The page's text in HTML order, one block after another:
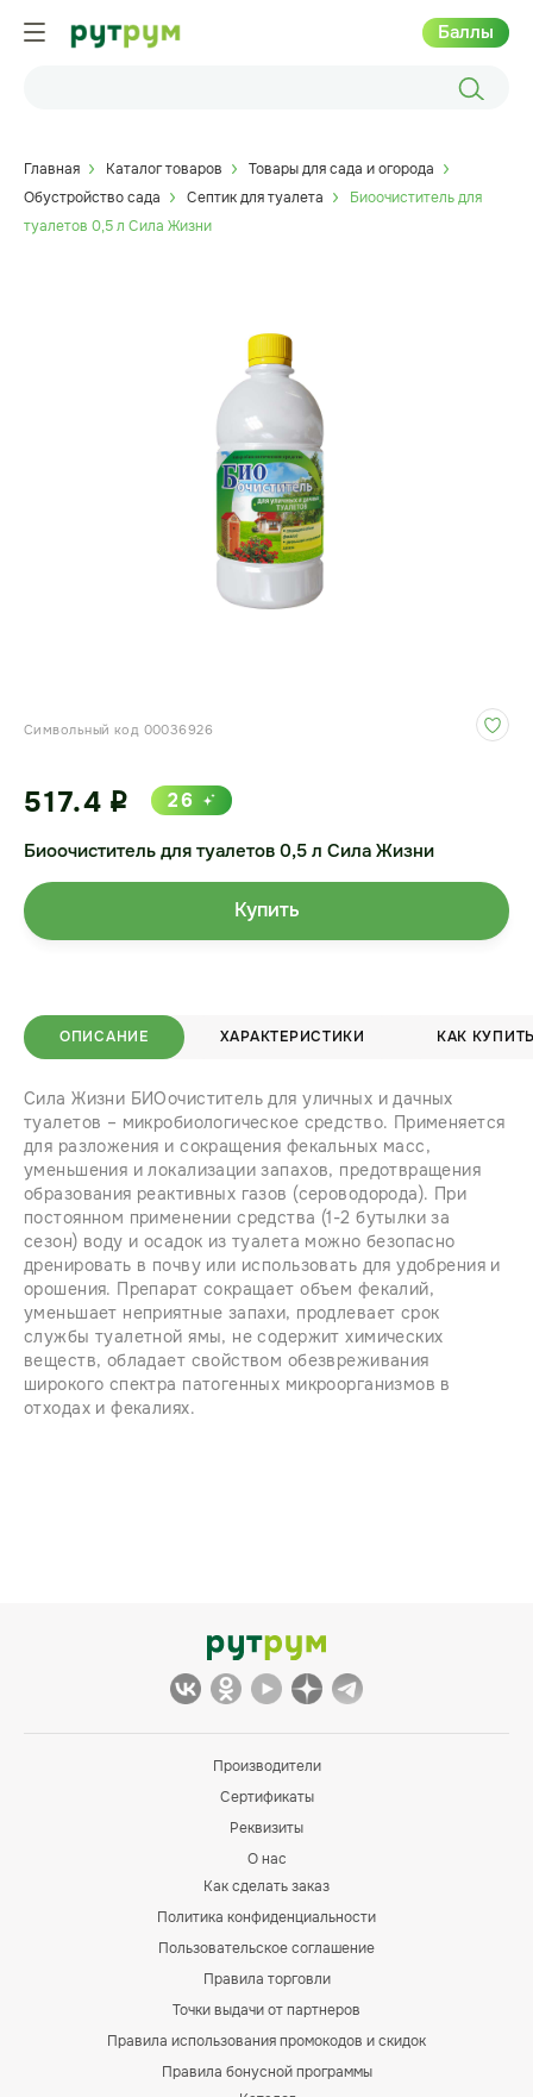
Баллы
Главная Каталог товаров
Товары для сада и огорода
Обустройство сада
Септик для туалета
Биоочиститель для
туалетов 0,5 л Сила Жизни
ОПИСАНИЕ ХАРАКТЕРИСТИКИ КАК
Сила Жизни БИОочиститель для уличных и дачных
туалетов – микробиологическое средство. Применяется
для разложения и сокращения фекальных масс,
уменьшения и локализации запахов, предотвращения
образования реактивных газов (сероводорода). При
постоянном применении средства (1-2 бутылки за
сезон) воду и осадок из туалета можно безопасно
дренировать в почву или использовать для удобрения и
орошения. Препарат сокращает объем фекалий,
уменьшает неприятные запахи, продлевает срок
службы туалетной ямы, не содержит химических
веществ, обладает свойством обезвреживания
широкого спектра патогенных микроорганизмов в
отходах и фекалиях.
Символьный код 00036926
Биоочиститель для туалетов 0,5 л Сила Жизни
517.4 i 26
Купить
Производители
Сертификаты
Реквизиты
О нас
Как сделать заказ
Политика конфиденциальности
Пользовательское соглашение
Правила торговли
Точки выдачи от партнеров
Правила использования промокодов и скидок
Правила бонусной программы